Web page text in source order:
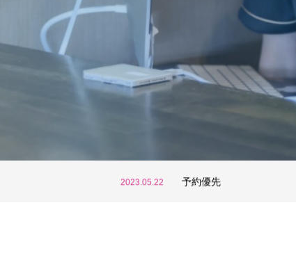
2023.05.17 土曜日の診察について
2023.05.22 予約優先